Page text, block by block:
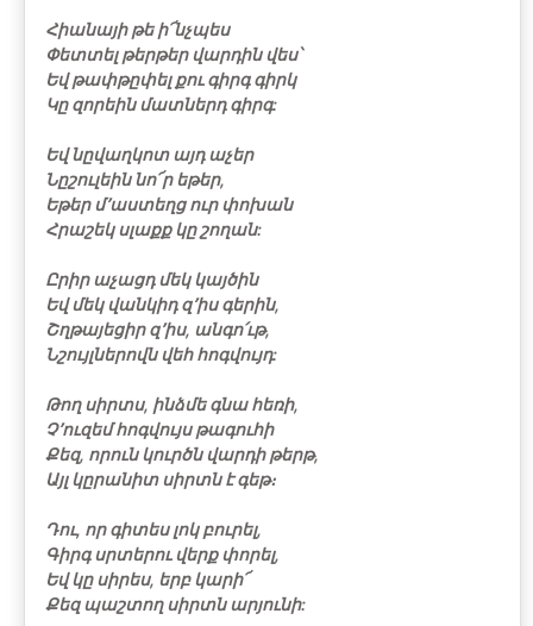
Հիանայի թե ի՜նչպես
Փետտել թերթեր վարդին վես՝
Եվ թափթըփել քու գիրգ գիրկ
Կը զորեին մատներդ գիրգ:
Եվ նըվաղկոտ այդ աչեր
Նըշուլեին նո՜ր եթեր,
Եթեր մ՚աստեղց ուր փոխան
Հրաշեկ սլաքք կը շողան:
Ըրիր աչացդ մեկ կայծին
Եվ մեկ վանկիդ զ՚իս գերին,
Շղթայեցիր զ՚իս, անգո՛ւթ,
Նշույլներովն վեհ հոգվույդ:
Թող սիրտս, ինձմե գնա հեռի,
Չ՚ուզեմ հոգվույս թագուհի
Քեզ, որուն կուրծն վարդի թերթ,
Այլ կըրանիտ սիրտն է գեթ։
Դու, որ գիտես լոկ բուրել,
Գիրգ սրտերու վերք փորել,
Եվ կը սիրես, երբ կարի՜
Քեզ պաշտող սիրտն արյունի: